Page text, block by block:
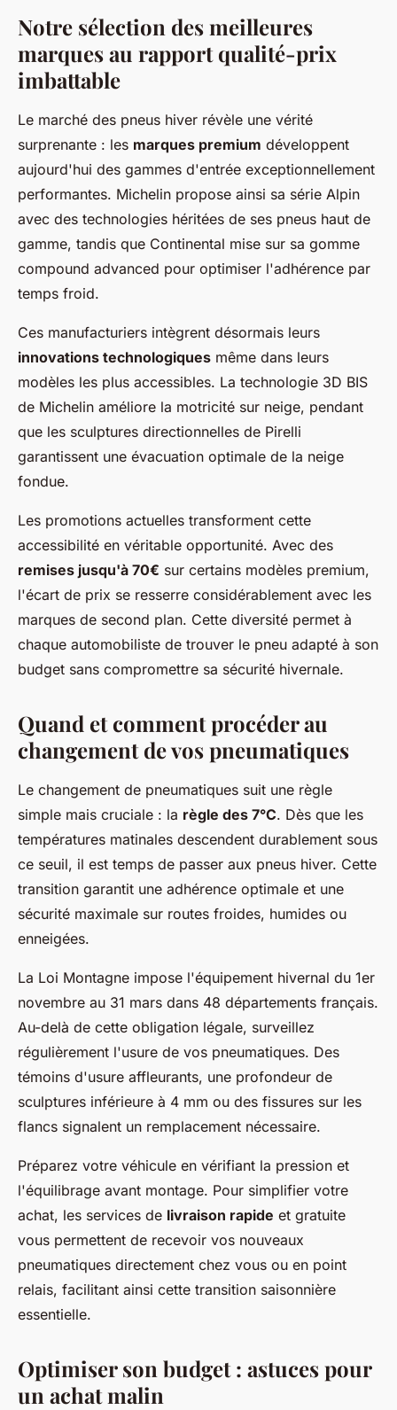
Notre sélection des meilleures
marques au rapport qualité-prix
imbattable
Le marché des pneus hiver révèle une vérité
surprenante : les marques premium développent
aujourd'hui des gammes d'entrée exceptionnellement
performantes. Michelin propose ainsi sa série Alpin
avec des technologies héritées de ses pneus haut de
gamme, tandis que Continental mise sur sa gomme
compound advanced pour optimiser l'adhérence par
temps froid.
Ces manufacturiers intègrent désormais leurs
innovations technologiques même dans leurs
modèles les plus accessibles. La technologie 3D BIS
de Michelin améliore la motricité sur neige, pendant
que les sculptures directionnelles de Pirelli
garantissent une évacuation optimale de la neige
fondue.
Les promotions actuelles transforment cette
accessibilité en véritable opportunité. Avec des
remises jusqu'à 70€ sur certains modèles premium,
l'écart de prix se resserre considérablement avec les
marques de second plan. Cette diversité permet à
chaque automobiliste de trouver le pneu adapté à son
budget sans compromettre sa sécurité hivernale.
Quand et comment procéder au
changement de vos pneumatiques
Le changement de pneumatiques suit une règle
simple mais cruciale : la règle des 7°C. Dès que les
températures matinales descendent durablement sous
ce seuil, il est temps de passer aux pneus hiver. Cette
transition garantit une adhérence optimale et une
sécurité maximale sur routes froides, humides ou
enneigées.
La Loi Montagne impose l'équipement hivernal du 1er
novembre au 31 mars dans 48 départements français.
Au-delà de cette obligation légale, surveillez
régulièrement l'usure de vos pneumatiques. Des
témoins d'usure affleurants, une profondeur de
sculptures inférieure à 4 mm ou des fissures sur les
flancs signalent un remplacement nécessaire.
Préparez votre véhicule en vérifiant la pression et
l'équilibrage avant montage. Pour simplifier votre
achat, les services de livraison rapide et gratuite
vous permettent de recevoir vos nouveaux
pneumatiques directement chez vous ou en point
relais, facilitant ainsi cette transition saisonnière
essentielle.
Optimiser son budget : astuces pour
un achat malin